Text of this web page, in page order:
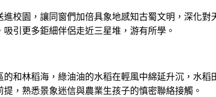
校園，讓同窗們加倍具象地感知古蜀文明，深化
引更多鉅細伴侶走近三星堆，游有所學。
和林稻海，綠油油的水稻在輕風中綿延升沉，水
，熟悉景象迷信與農業生孩子的慎密聯絡接觸。